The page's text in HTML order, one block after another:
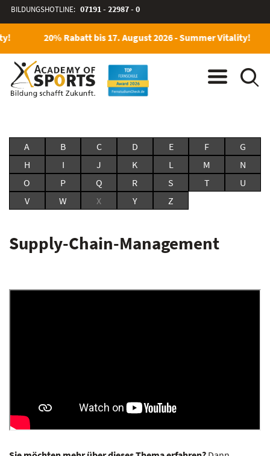
BILDUNGSHOTLINE: 07191 - 22987 - 0
20% Rabatt bis 17. August 2026 - Summer Vitality!
A B C D E F
G
H
I J K L M
N
O
P Q R S T
U
V
W X Y Z
Supply-Chain-Management